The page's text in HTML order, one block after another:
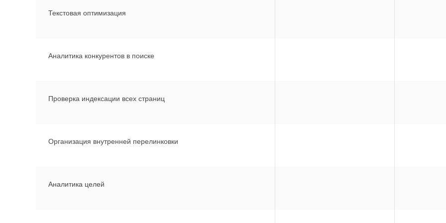
Текстовая оптимизация
Аналитика конкурентов в поиске
Проверка индексации всех страниц
Организация внутренней перелинковки
Аналитика целей